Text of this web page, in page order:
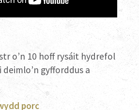
o’n 10 hoff rysáit hydrefol
deimlo’n gyfforddus a
porc